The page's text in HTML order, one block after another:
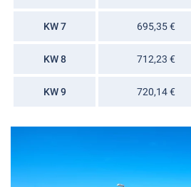
KW 7 695,35 €
KW 8 712,23 €
KW 9 720,14 €